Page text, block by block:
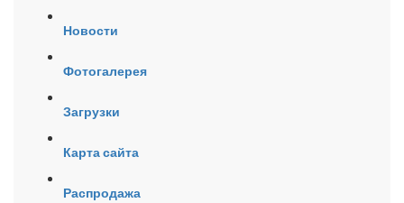
Новости
Фотогалерея
Загрузки
Карта сайта
Распродажа